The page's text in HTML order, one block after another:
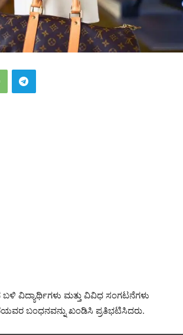
ಬಳಿ ವಿದ್ಯಾರ್ಥಿಗಳು ಮತ್ತು ವಿವಿಧ ಸಂಗಟನೆಗಳು
ಬಂಧನವನ್ನು ಖಂಡಿಸಿ ಪ್ರತಿಭಟಿಸಿದರು.